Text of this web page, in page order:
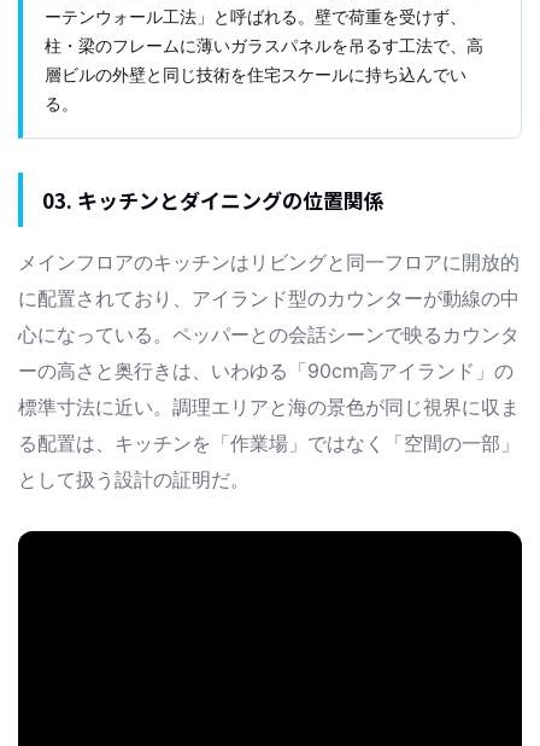
ーテンウォール工法」と呼ばれる。壁で荷重を受けず、
柱・梁のフレームに薄いガラスパネルを吊るす工法で、高
層ビルの外壁と同じ技術を住宅スケールに持ち込んでい
る。
03. キッチンとダイニングの位置関係
メインフロアのキッチンはリビングと同一フロアに開放的
に配置されており、アイランド型のカウンターが動線の中
心になっている。ペッパーとの会話シーンで映るカウンタ
ーの高さと奥行きは、いわゆる「90cm高アイランド」の
標準寸法に近い。調理エリアと海の景色が同じ視界に収ま
る配置は、キッチンを「作業場」ではなく「空間の一部」
として扱う設計の証明だ。